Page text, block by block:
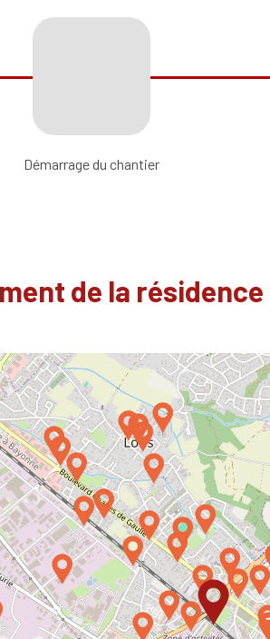
Démarrage du chantier
de la résidence